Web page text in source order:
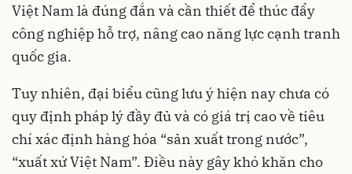
Việt Nam là đúng đắn và cần thiết để thúc đẩy
công nghiệp hỗ trợ, nâng cao năng lực cạnh tranh
quốc gia.
Tuy nhiên, đại biểu cũng lưu ý hiện nay chưa có
quy định pháp lý đầy đủ và có giá trị cao về tiêu
chí xác định hàng hóa “sản xuất trong nước”,
“xuất xứ Việt Nam”. Điều này gây khó khăn cho